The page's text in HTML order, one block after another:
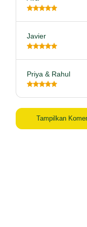
Javier
Priya & Rahul
Tampilkan